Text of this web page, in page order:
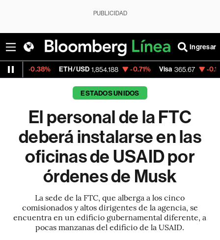
PUBLICIDAD
Ingresar
ETH/USD 1,854.188 -0.71% Visa 365.67 -0.13%
ESTADOS UNIDOS
El personal de la FTC
deberá instalarse en las
oficinas de USAID por
órdenes de Musk
La sede de la FTC, que alberga a los cinco
comisionados y altos dirigentes de la agencia, se
encuentra en un edificio gubernamental diferente, a
pocas manzanas del edificio de la USAID.